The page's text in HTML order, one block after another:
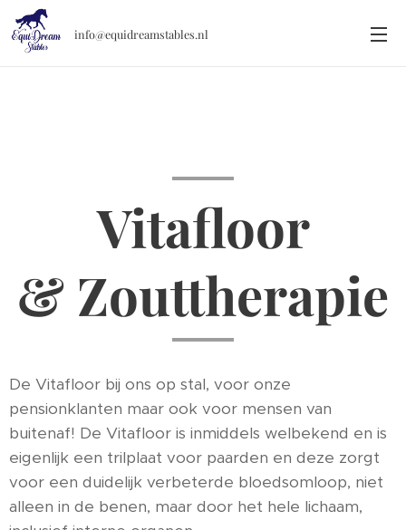
info@equidreamstables.nl
Vitafloor
& Zouttherapie
De Vitafloor bij ons op stal, voor onze
pensionklanten maar ook voor mensen van
buitenaf! De Vitafloor is inmiddels welbekend en is
eigenlijk een trilplaat voor paarden en deze zorgt
voor een duidelijk verbeterde bloedsomloop, niet
alleen in de benen, maar door het hele lichaam,